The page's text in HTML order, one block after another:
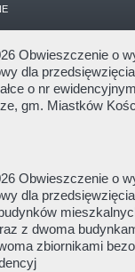
Obwieszczenie o
dla
o nr
gm. Miastków
Obwieszczenie o
dla
z dwoma
zbiornikami